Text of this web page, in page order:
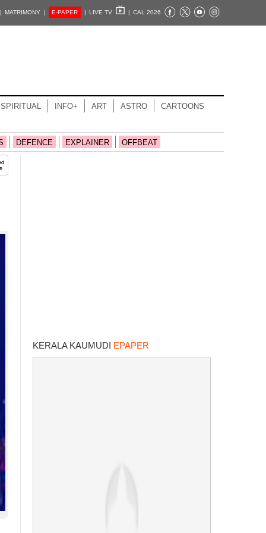
MATRIMONY | E-PAPER | LIVE TV | CAL 2026
SPIRITUAL INFO+ ART ASTRO CARTOONS
DEFENCE EXPLAINER OFFBEAT
KERALA KAUMUDI EPAPER